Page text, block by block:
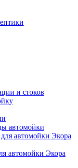
и стоков
автомойки
автомойки Экора
автомойки Экора